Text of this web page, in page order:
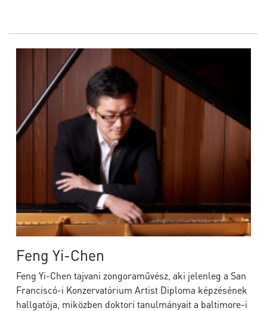
Feng Yi-Chen
Feng Yi-Chen tajvani zongoraművész, aki jelenleg a San
Franciscó-i Konzervatórium Artist Diploma képzésének
hallgatója, miközben doktori tanulmányait a baltimore-i